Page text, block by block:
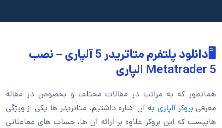
🖥️دانلود پلتفرم متاتریدر 5 آلپاری – نصب
Metatrader 5 الپاری
همانطور که به مراتب در مقالات مختلف و بخصوص در مقاله
معرفی بروکر آلپاری به آن اشاره داشتیم، متاتریدر ها یکی از ویژگی
هاییست که این بروکر علاوه بر ارائه آن ها، حساب های معاملاتی